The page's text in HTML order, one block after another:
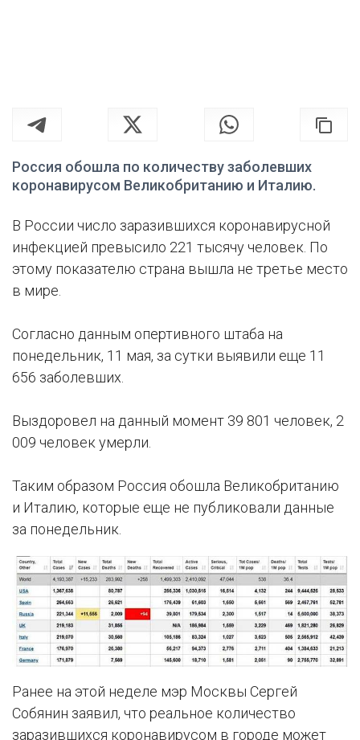
Россия обошла по количеству заболевших
коронавирусом Великобританию и Италию.
В России число заразившихся коронавирусной
инфекцией превысило 221 тысячу человек. По
этому показателю страна вышла не третье место
в мире.
Согласно данным опертивного штаба на
понедельник, 11 мая, за сутки выявили еще 11
656 заболевших.
Выздоровел на данный момент 39 801 человек, 2
009 человек умерли.
Таким образом Россия обошла Великобританию
и Италию, которые еще не публиковали данные
за понедельник.
Ранее на этой неделе мэр Москвы Сергей
Собянин заявил, что реальное количество
заразившихся коронавирусом в городе может